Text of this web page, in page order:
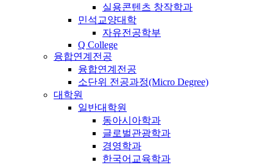
실용콘텐츠 창작학과
민석교양대학
자유전공학부
Q College
융합연계전공
융합연계전공
소단위 전공과정(Micro Degree)
대학원
일반대학원
동아시아학과
글로벌관광학과
경영학과
한국어교육학과